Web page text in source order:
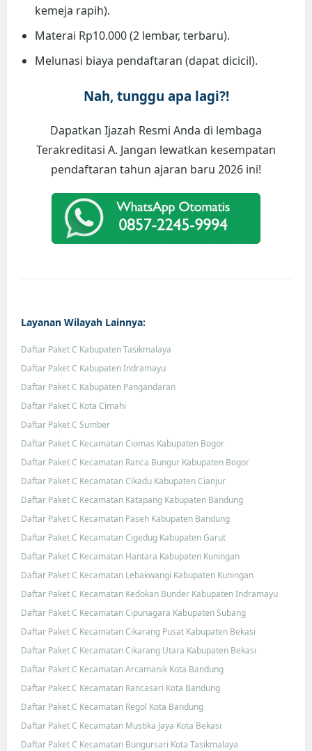
kemeja rapih).
Materai Rp10.000 (2 lembar, terbaru).
Melunasi biaya pendaftaran (dapat dicicil).
Nah, tunggu apa lagi?!
Dapatkan Ijazah Resmi Anda di lembaga
Terakreditasi A. Jangan lewatkan kesempatan
pendaftaran tahun ajaran baru 2026 ini!
Layanan Wilayah Lainnya:
Daftar Paket C Kabupaten Tasikmalaya
Daftar Paket C Kabupaten Indramayu
Daftar Paket C Kabupaten Pangandaran
Daftar Paket C Kota Cimahi
Daftar Paket C Sumber
Daftar Paket C Kecamatan Ciomas Kabupaten Bogor
Daftar Paket C Kecamatan Ranca Bungur Kabupaten Bogor
Daftar Paket C Kecamatan Cikadu Kabupaten Cianjur
Daftar Paket C Kecamatan Katapang Kabupaten Bandung
Daftar Paket C Kecamatan Paseh Kabupaten Bandung
Daftar Paket C Kecamatan Cigedug Kabupaten Garut
Daftar Paket C Kecamatan Hantara Kabupaten Kuningan
Daftar Paket C Kecamatan Lebakwangi Kabupaten Kuningan
Daftar Paket C Kecamatan Kedokan Bunder Kabupaten Indramayu
Daftar Paket C Kecamatan Cipunagara Kabupaten Subang
Daftar Paket C Kecamatan Cikarang Pusat Kabupaten Bekasi
Daftar Paket C Kecamatan Cikarang Utara Kabupaten Bekasi
Daftar Paket C Kecamatan Arcamanik Kota Bandung
Daftar Paket C Kecamatan Rancasari Kota Bandung
Daftar Paket C Kecamatan Regol Kota Bandung
Daftar Paket C Kecamatan Mustika Jaya Kota Bekasi
Daftar Paket C Kecamatan Bungursari Kota Tasikmalaya